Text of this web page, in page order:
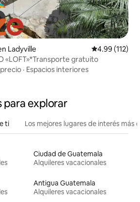
Ladyville Calificación
4.99 (112)
«LOFT»*Transporte gratuito
· Espacios interiores
para explorar
ti Los mejores lugares de interés más
Ciudad de Guatemala
Alquileres vacacionales
Antigua Guatemala
Alquileres vacacionales